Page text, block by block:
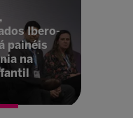
Ibero-
painéis
na